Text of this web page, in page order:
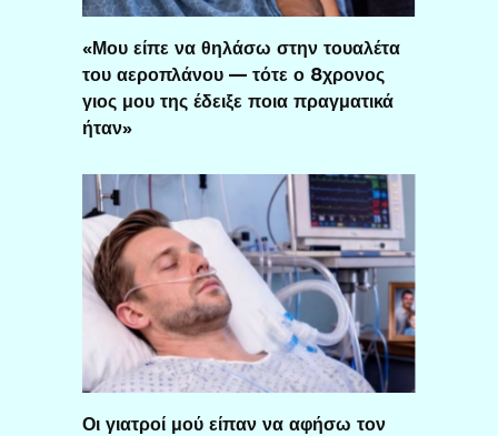
«Μου είπε να θηλάσω στην τουαλέτα
του αεροπλάνου — τότε ο 8χρονος
γιος μου της έδειξε ποια πραγματικά
ήταν»
Οι γιατροί μού είπαν να αφήσω τον